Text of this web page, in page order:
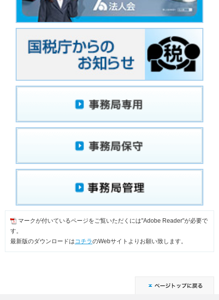
マークが付いているページをご覧いただくには"Adobe Reader"が必要で
す。
最新版のダウンロードはコチラのWebサイトよりお願い致します。